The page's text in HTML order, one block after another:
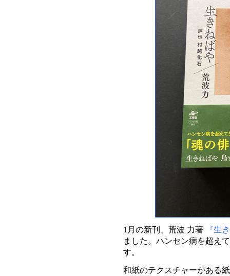
1月の新刊、荒波 力著
『生
ました。ハンセン病を超え
す。
和紙のテクスチャーがある